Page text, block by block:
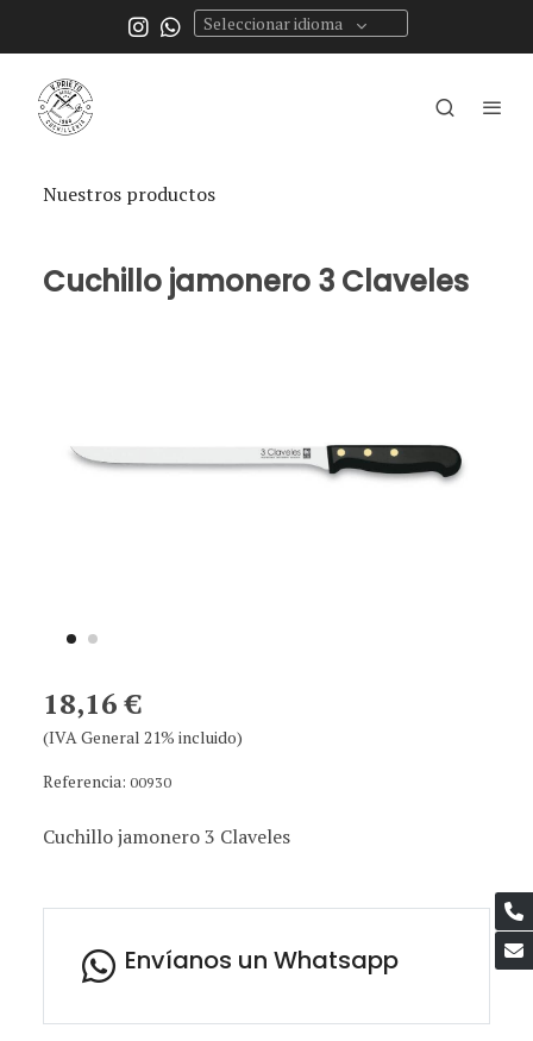
Seleccionar idioma
Nuestros productos
Cuchillo jamonero 3 Claveles
18,16 €
(IVA General 21% incluido)
Referencia: 00930
Cuchillo jamonero 3 Claveles
Envíanos un Whatsapp